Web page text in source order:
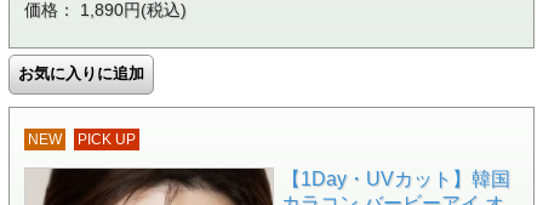
価格： 1,890円(税込)
NEW PICK UP
【1Day・UVカット】韓国